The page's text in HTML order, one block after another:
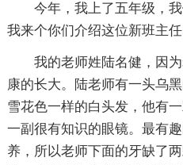
今年，我上了五年级，
我来个你们介绍这位新班主任
我的老师姓陆名健，因
康的长大。陆老师有一头乌
雪花色一样的白头发，他有
一副很有知识的眼镜。最有
养，所以老师下面的牙缺了